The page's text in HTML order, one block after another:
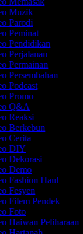
Muzik
Parodi
Peminat
Pendidikan
Perjalanan
Permainan
Persembahan
Podcast
Promo
Q&A
Reaksi
Berkebun
Cerita
DIY
Dekorasi
Demo
Fashion Haul
Fesyen
Filem Pendek
Foto
Haiwan Peliharaan